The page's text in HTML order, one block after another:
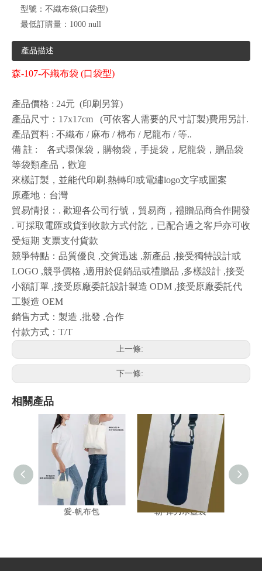
型號： 不織布袋(口袋型)
最低訂購量： 1000 null
產品描述
森-107-不織布袋 (口袋型)
產品價格 : 24元 (印刷另算)
產品尺寸：17x17cm (可依客人需要的尺寸訂製)費用另計.
產品質料 : 不織布 / 麻布 / 棉布 / 尼龍布 / 等..
備 註 : 各式環保袋，購物袋，手提袋，尼龍袋，贈品袋
等袋類產品，歡迎
來樣訂製，並能代印刷.熱轉印或電繡logo文字或圖案
原產地：台灣
貿易情报：. 歡迎各公司行號，貿易商，禮贈品商合作開發
. 可採取電匯或貨到收款方式付訖，已配合過之客戶亦可收
受短期 支票支付貨款
競爭特點：品質優良 ,交貨迅速 ,新產品 ,接受獨特設計或
LOGO ,競爭價格 ,適用於促銷品或禮贈品 ,多樣設計 ,接受
小額訂單 ,接受原廠委託設計製造 ODM ,接受原廠委託代
工製造 OEM
銷售方式：製造 ,批發 ,合作
付款方式：T/T
上一條:
下一條:
相關產品
愛-帆布包 朝-彈力水壺袋